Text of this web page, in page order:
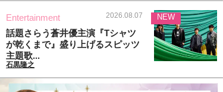
Entertainment 2026.08.07
話題さらう蒼井優主演『Tシャツ
が乾くまで』盛り上げるスピッツ
主題歌...
石黒隆之
NEW